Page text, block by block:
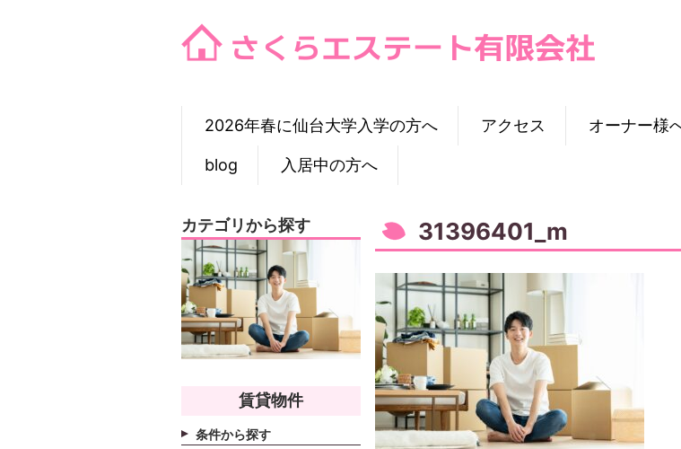
2026年春に仙台大学入学の方へ アクセス オーナー様
blog 入居中の方へ
31396401_m
カテゴリから探す
賃貸物件
条件から探す